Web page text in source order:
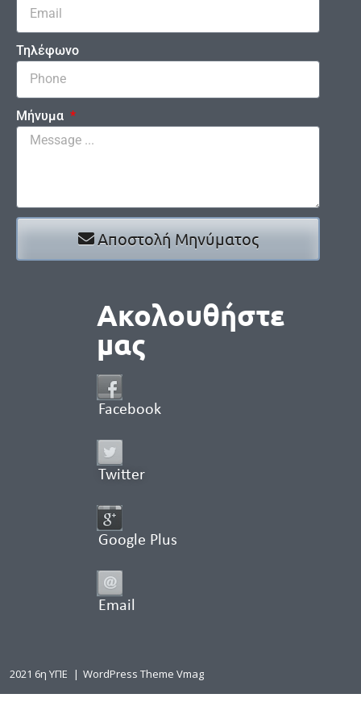
Τηλέφωνο
Μήνυμα
Αποστολή Μηνύματος
Ακολουθήστε
μας
Facebook
Twitter
Google Plus
Email
2021 6η ΥΠΕ | WordPress Theme Vmag